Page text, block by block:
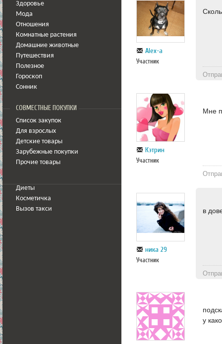
Здоровье
Мода
Отношения
Комнатные растения
Домашние животные
Путешествия
Полезное
Гороскоп
Сонник
СОВМЕСТНЫЕ ПОКУПКИ
Список закупок
Для взрослых
Детские товары
Зарубежные покупки
Прочие товары
Диеты
Косметичка
Вызов такси
Alex-a
Участник
Кэтрин
Участник
Мне
ника 29
Участник
в
у